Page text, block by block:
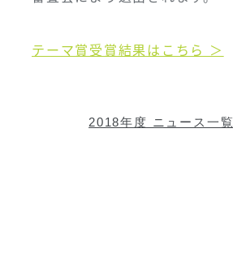
テーマ賞受賞結果はこちら ＞
2018年度 ニュース一